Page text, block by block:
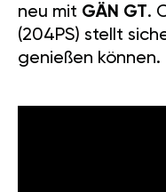
neu mit GÄN GT.
(204PS) stellt
genießen können.